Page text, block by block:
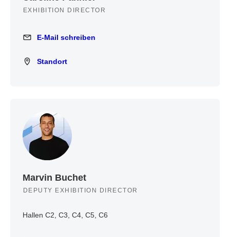
EXHIBITION DIRECTOR
E-Mail schreiben
E-Mail schreiben
Standort
Standort
Marvin Buchet
DEPUTY EXHIBITION DIRECTOR
Hallen C2, C3, C4, C5, C6